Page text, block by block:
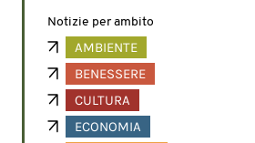
Notizie per ambito
AMBIENTE
BENESSERE
CULTURA
ECONOMIA